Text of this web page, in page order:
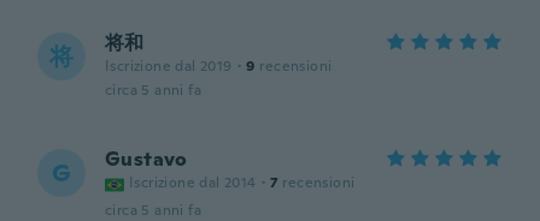
将 将和
Iscrizione dal 2019 · 9 recensioni
circa 5 anni fa
G Gustavo
Iscrizione dal 2014 · 7 recensioni
circa 5 anni fa